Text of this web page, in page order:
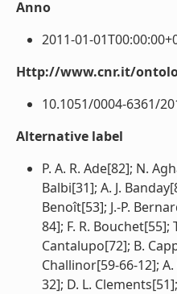
Anno
2011-01-
Http://www.cnr.it/
10.1051/0004-6361/
Alternative label
P. A. R. Ade[82]; N.
Balbi[31]; A. J.
Benoît[53]; J.-P.
84]; F. R.
Cantalupo[72]; B.
Challinor[59-66-12];
32]; D. L.